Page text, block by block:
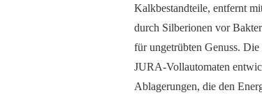
Kalkbestandteile, entfernt
durch Silberionen vor
für ungetrübten Genuss.
JURA-Vollautomaten
Ablagerungen, die den